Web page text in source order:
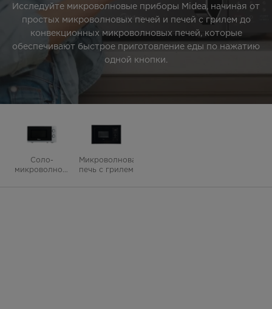
Исследуйте микроволновые приборы Midea, начиная от
простых микроволновых печей и печей с грилем до
конвекционных микроволновых печей, которые
обеспечивают быстрое приготовление еды по нажатию
одной кнопки.
Соло-
микроволновая
Микроволновая
печь с грилем